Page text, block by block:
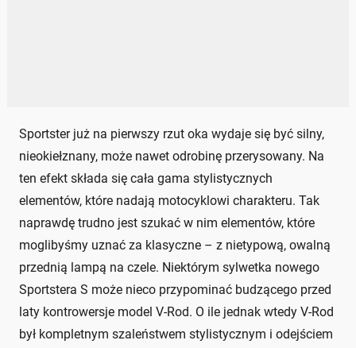
Sportster już na pierwszy rzut oka wydaje się być silny,
nieokiełznany, może nawet odrobinę przerysowany. Na
ten efekt składa się cała gama stylistycznych
elementów, które nadają motocyklowi charakteru. Tak
naprawdę trudno jest szukać w nim elementów, które
moglibyśmy uznać za klasyczne – z nietypową, owalną
przednią lampą na czele. Niektórym sylwetka nowego
Sportstera S może nieco przypominać budzącego przed
laty kontrowersje model V-Rod. O ile jednak wtedy V-Rod
był kompletnym szaleństwem stylistycznym i odejściem